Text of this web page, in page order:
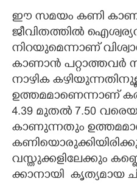
ഈ സമയം കണി
ജീവിതത്തിൽ
നിറയുമെന്നാണ്
കാണാൻ പറ്റാത്തവർ
നാഴിക
ഉത്തമമാണെന്നാണ്
4.39 മുതൽ 7.50
കാണുന്നതും
വസ്തുക്കളിലേക്കും
ക്കാ​നാ​യി ​ ​കൃ​ത്യ​മാ​യ​